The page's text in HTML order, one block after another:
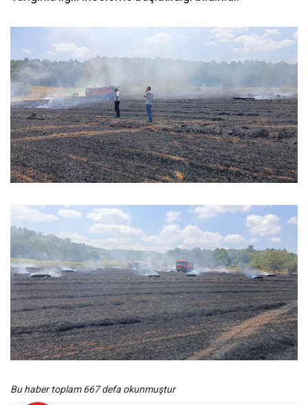
Bu haber toplam 667 defa okunmuştur